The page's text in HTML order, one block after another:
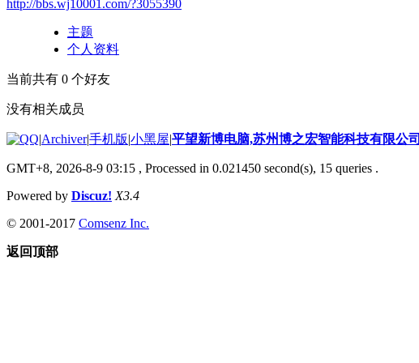
http://bbs.wj10001.com/?3055390
主题
个人资料
当前共有 0 个好友
没有相关成员
|Archiver|手机版|小黑屋|平望新博电脑,苏州博之宏智能科技有限公司
GMT+8, 2026-8-9 03:15 , Processed in 0.021450 second(s), 15 queries .
Powered by Discuz! X3.4
© 2001-2017 Comsenz Inc.
返回顶部